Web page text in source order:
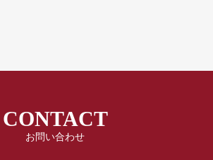
CONTACT
お問い合わせ